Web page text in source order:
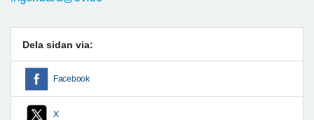
Dela sidan via:
Facebook
X